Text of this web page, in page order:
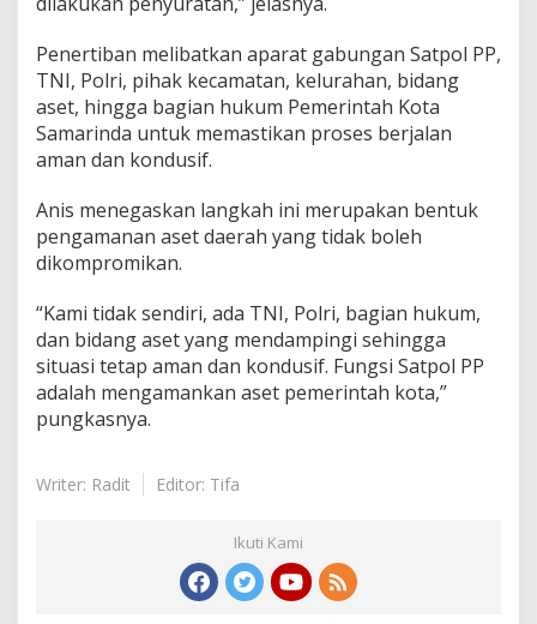
Penertiban melibatkan aparat gabungan Satpol PP,
TNI, Polri, pihak kecamatan, kelurahan, bidang
aset, hingga bagian hukum Pemerintah Kota
Samarinda untuk memastikan proses berjalan
aman dan kondusif.
Anis menegaskan langkah ini merupakan bentuk
pengamanan aset daerah yang tidak boleh
dikompromikan.
“Kami tidak sendiri, ada TNI, Polri, bagian hukum,
dan bidang aset yang mendampingi sehingga
situasi tetap aman dan kondusif. Fungsi Satpol PP
adalah mengamankan aset pemerintah kota,”
pungkasnya.
Writer: Radit Editor: Tifa
Ikuti Kami